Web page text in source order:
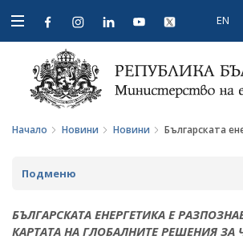
Open
navigation
EN
Начало Новини Новини Българската
Подменю
НОВИНИ
БЪЛГАРСКАТА ЕНЕРГЕТИКА Е
КАРТАТА НА ГЛОБАЛНИТЕ РЕШЕНИЯ ЗА